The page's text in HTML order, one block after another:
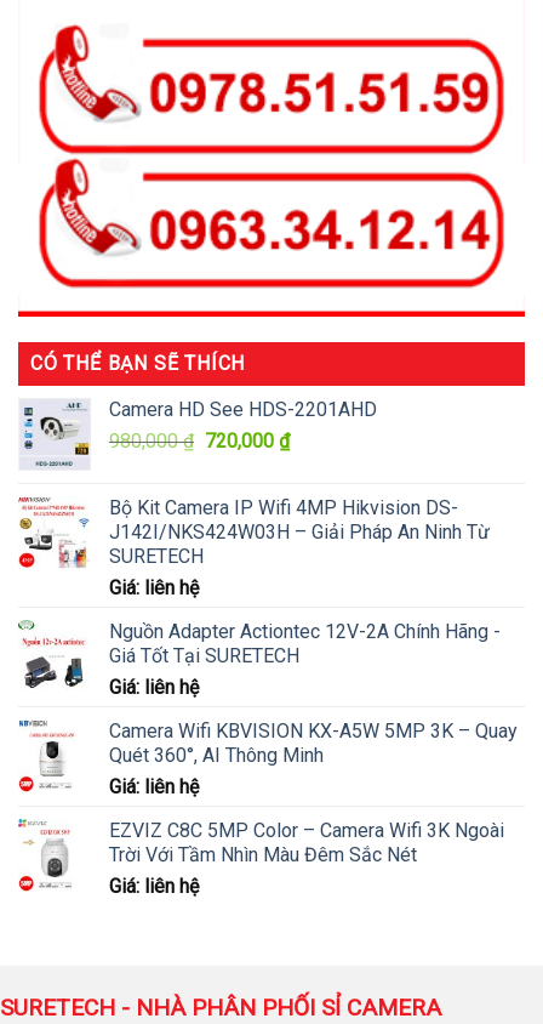
CÓ THỂ BẠN SẼ THÍCH
Camera HD See HDS-2201AHD
980,000₫ Giá
980,000 ₫.
720,000 ₫Giá
là:
720,000 ₫.
Bộ Kit Camera IP Wifi 4MP Hikvision DS-
J142I/NKS424W03H – Giải Pháp An Ninh Từ
SURETECH
Giá: liên hệ
Nguồn Adapter Actiontec 12V-2A Chính Hãng -
Giá Tốt Tại SURETECH
Giá: liên hệ
Camera Wifi KBVISION KX-A5W 5MP 3K – Quay
Quét 360°, AI Thông Minh
Giá: liên hệ
EZVIZ C8C 5MP Color – Camera Wifi 3K Ngoài
Trời Với Tầm Nhìn Màu Đêm Sắc Nét
Giá: liên hệ
SURETECH - NHÀ PHÂN PHỐI SỈ CAMERA